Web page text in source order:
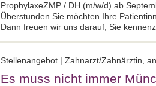
ProphylaxeZMP / DH (m/w/d) ab
Überstunden.Sie möchten Ihre
Dann freuen wir uns darauf, Sie
Stellenangebot | Zahnarzt/Zahnärztin,
Es muss nicht immer